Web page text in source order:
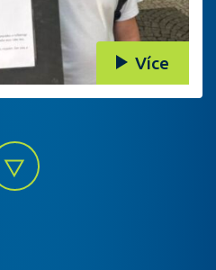
Více